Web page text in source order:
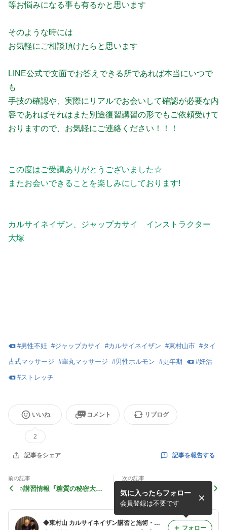
等お悩みになる事も有るかと思います
そのような時には
お気軽にご相談頂けたらと思います
LINE公式で文面でお答えできる所であれば本当にいつで
も
手技の確認や、実際にリアルでお会いして確認が必要な内
容であればそれはまた別途復習講習の形でもご依頼受けて
おりますので、お気軽にご連絡ください！！！
この度はご受講ありがとうございました☆
またお会いできることを楽しみにしております!
カルサイネイザン、ジャップカサイ インストラクター
大塚
#男性不妊 #ジャップカサイ #カルサイネイザン #東村山市 #タイ
古式マッサージ #睾丸マッサージ #男性ホルモン #更年期 #妊活
#ストレッチ
いいね
2
コメント リブログ
記事をシェア 記事を報告する
前の記事
○講習情報『糖質の秘密大公
次の記事
◯特別出張施術&講習 埋ま
り始めてます☆
◆東村山 カルサイネイザン講習と施術・ジャップカサイ・タイ古式・トークセン・妊活施術・内臓整体◆
気に入ったらフォロー
会員登録は不要です
フォロー